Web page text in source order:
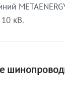
кВ.